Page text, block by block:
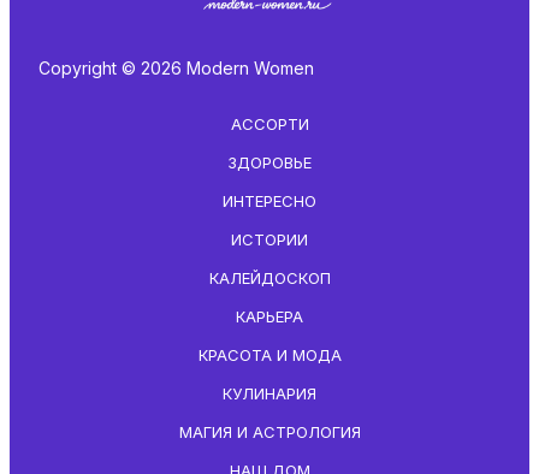
Copyright © 2026 Modern Women
АССОРТИ
ЗДОРОВЬЕ
ИНТЕРЕСНО
ИСТОРИИ
КАЛЕЙДОСКОП
КАРЬЕРА
КРАСОТА И МОДА
КУЛИНАРИЯ
МАГИЯ И АСТРОЛОГИЯ
НАШ ДОМ